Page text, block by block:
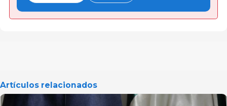
Artículos relacionados